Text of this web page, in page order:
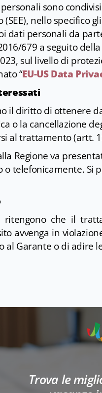
sono
nello specifico
dati personali da
679 a seguito
sul livello di
“EU-US Data
il diritto di ottenere
o la cancellazione
al trattamento (artt.
Regione va
o telefonicamente. Si
ritengono che il
avvenga in
al Garante o di adire
Trova le